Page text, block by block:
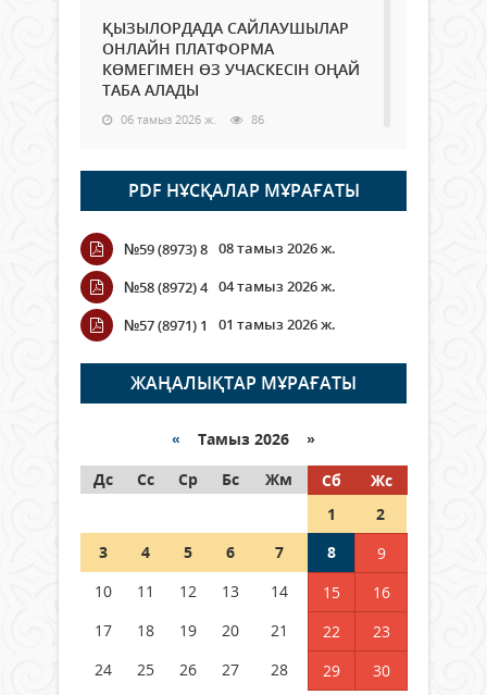
ҚЫЗЫЛОРДАДА САЙЛАУШЫЛАР
ОНЛАЙН ПЛАТФОРМА
КӨМЕГІМЕН ӨЗ УЧАСКЕСІН ОҢАЙ
ТАБА АЛАДЫ
06 тамыз 2026 ж. 86
Open Air: Қызылорда облысы
полиция департаменті 20
мыңнан астам көрерменнің
қауіпсіздігін қамтамасыз етті
06 тамыз 2026 ж.
Wi-Fi ҚАБЫРҒА АРҚЫЛЫ ҚАЛАЙ
ӨТЕДІ?
06 тамыз 2026 ж. 264
граждане Казахстана,
05 тамыз 2026 ж. 145
Шетелде жүрген Қазақстан
азаматтары қалай дауыс бере
PDF НҰСҚАЛАР МҰРАҒАТЫ
№59 (8973) 8 08 тамыз 2026 ж.
№58 (8972) 4 04 тамыз 2026 ж.
№57 (8971) 1
01 тамыз 2026 ж.
ЖАҢАЛЫҚТАР МҰРАҒАТЫ
« Тамыз 2026 »
Дс
Сс Ср Бс Жм Сб
Жс
1
2
3
4 5 6 7 8
9
10
11 12 13 14 15
16
17
18 19 20 21 22
23
24
25 26 27 28 29
30